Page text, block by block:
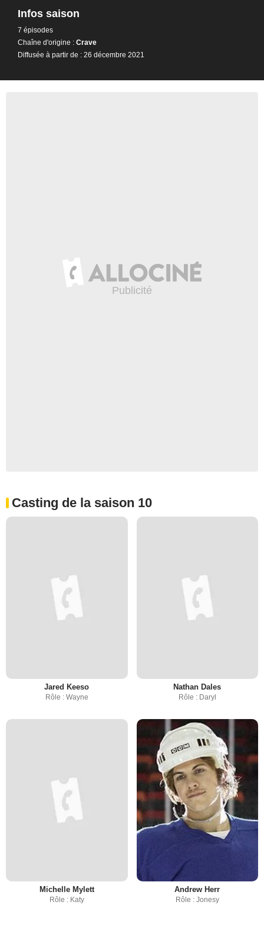
Infos saison
7 épisodes
Chaîne d'origine : Crave
Diffusée à partir de : 26 décembre 2021
Casting de la saison 10
Jared Keeso
Rôle : Wayne
Nathan Dales
Rôle : Daryl
Michelle Mylett
Rôle : Katy
Andrew Herr
Rôle : Jonesy